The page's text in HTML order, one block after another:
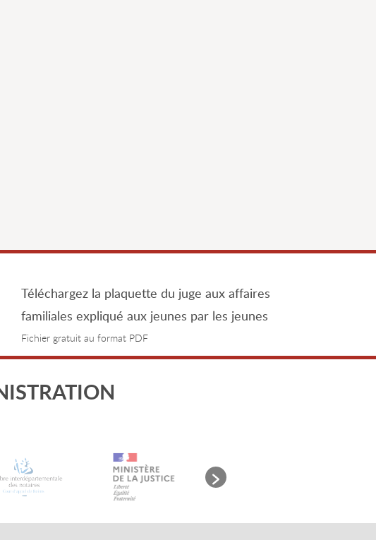
Téléchargez la plaquette du juge aux affaires
familiales expliqué aux jeunes par les jeunes
Fichier gratuit au format PDF